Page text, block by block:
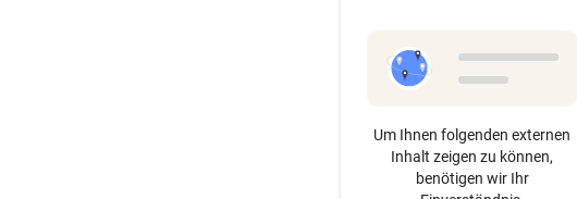
Um Ihnen folgenden externen
Inhalt zeigen zu können,
benötigen wir Ihr